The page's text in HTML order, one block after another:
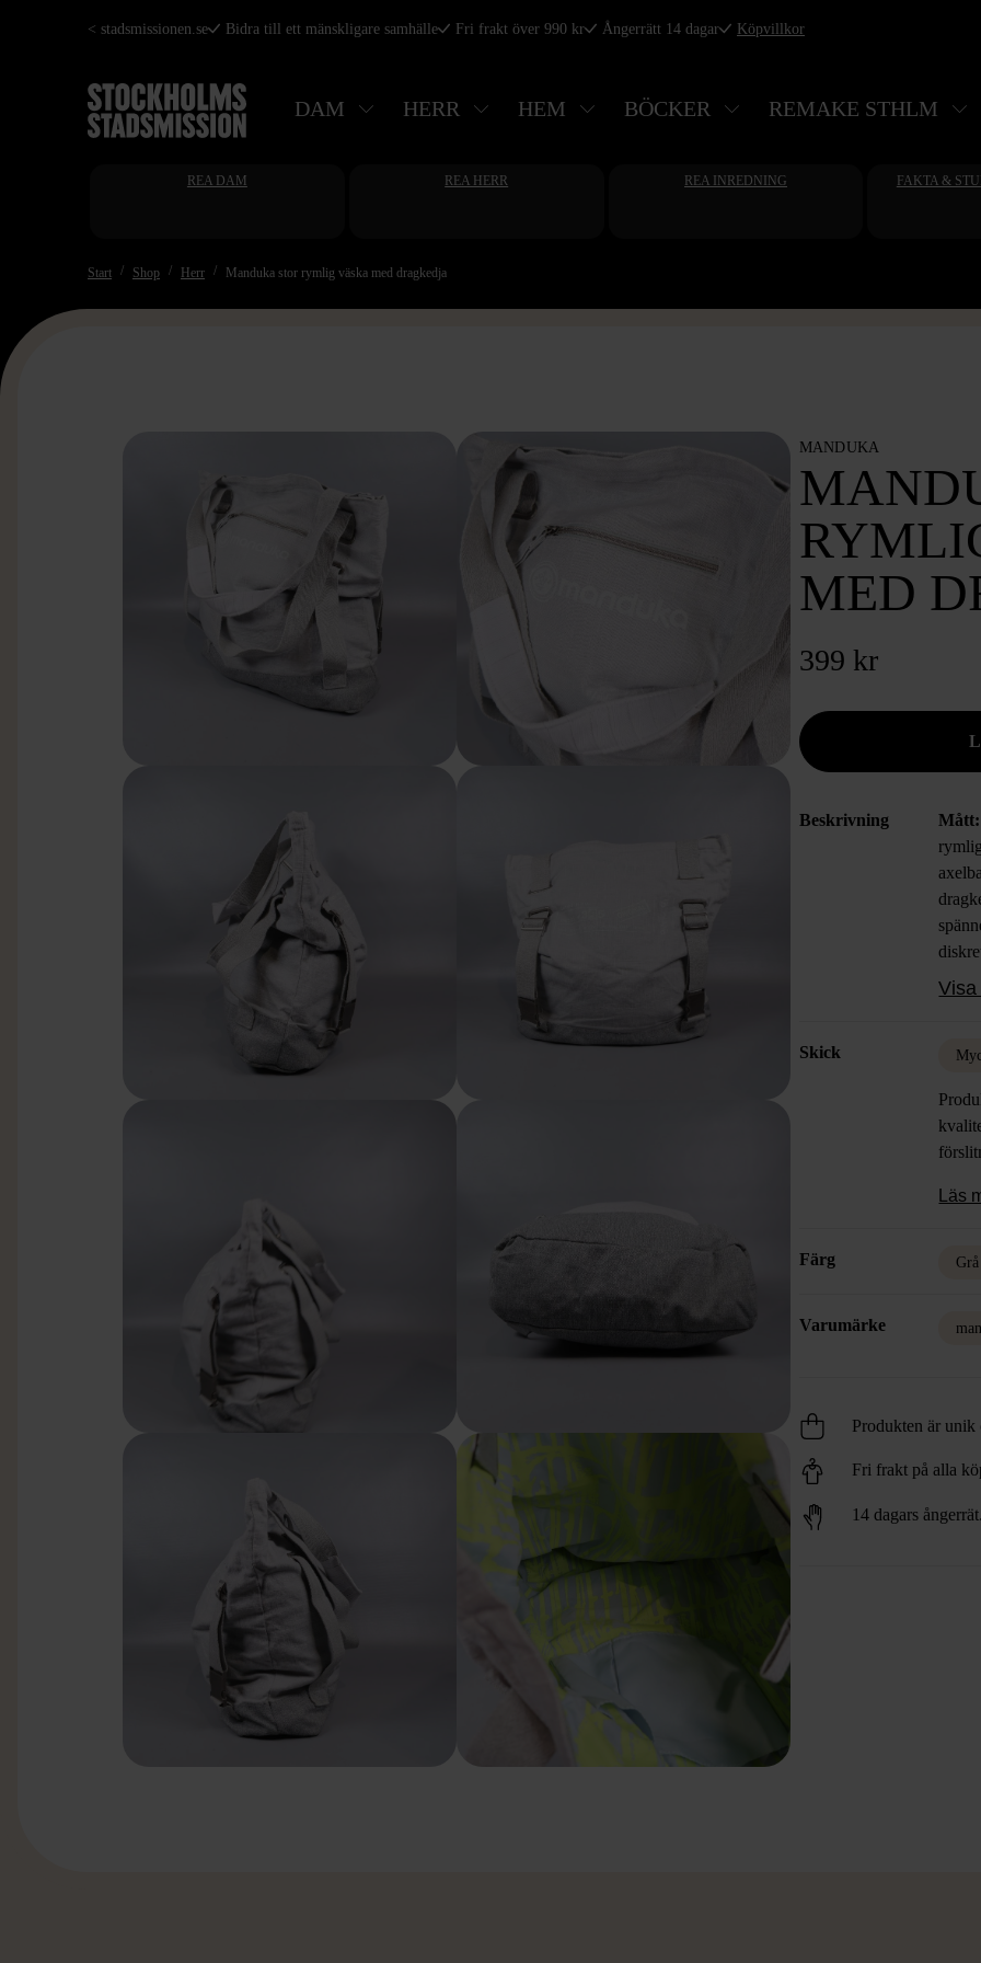
Hoppa
huvudinnehåll
< stadsmissionen.se Bidra till ett mänskligare samhälle Fri frakt över 990 kr Ångerrätt 14 dagar Köpvillkor
DAM HERR HEM BÖCKER REMAKE STHLM
REA DAM REA HERR REA INREDNING FAKTA &
Start Shop Herr Manduka stor rymlig väska med dragkedja
MANDUKA
MED
399 kr
Beskrivning
Mått:
Skick
Läs
Färg Grå
Varumärke
Produkten är unik
Fri frakt på alla
14 dagars